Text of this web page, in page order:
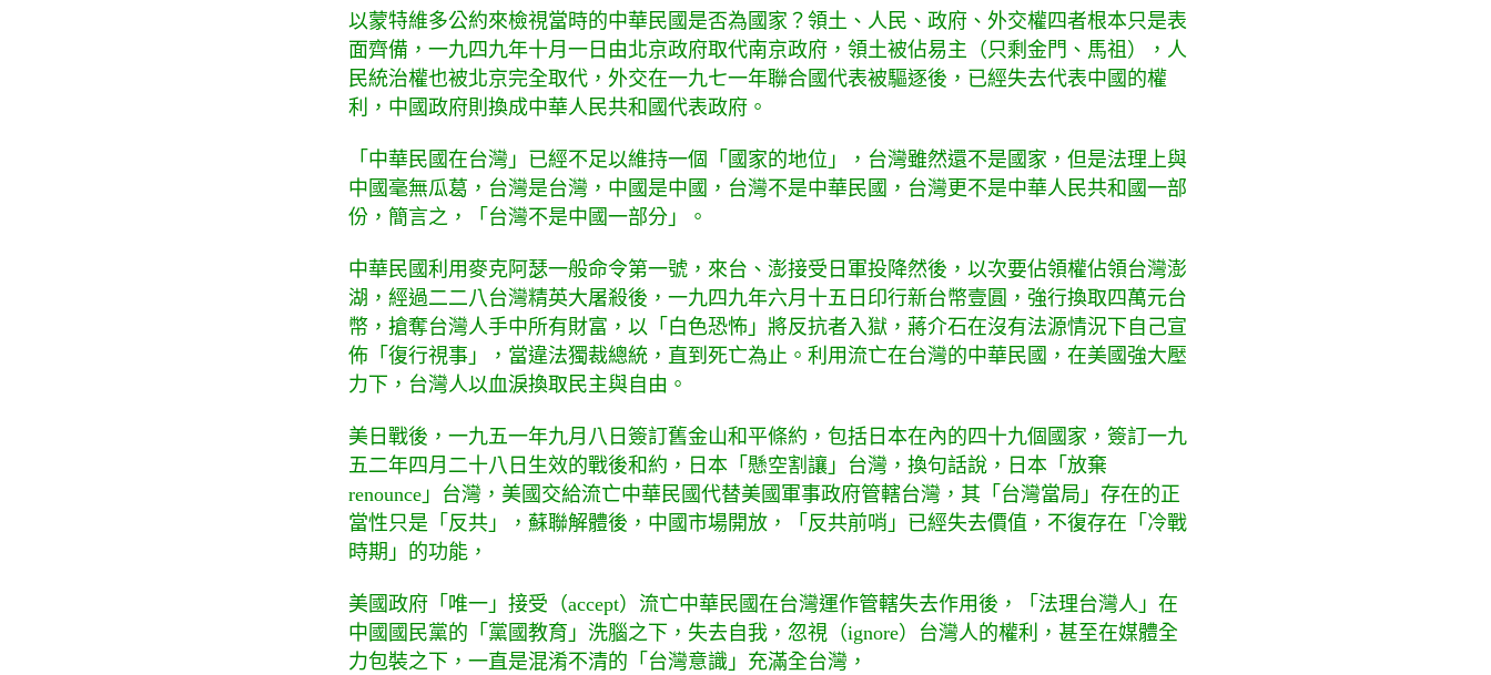
以蒙特維多公約來檢視當時的中華民國是否為國家？領土、人民、政府、外交權四者根本只是表
面齊備，一九四九年十月一日由北京政府取代南京政府，領土被佔易主（只剩金門、馬祖），人
民統治權也被北京完全取代，外交在一九七一年聯合國代表被驅逐後，已經失去代表中國的權
利，中國政府則換成中華人民共和國代表政府。
「中華民國在台灣」已經不足以維持一個「國家的地位」，台灣雖然還不是國家，但是法理上與
中國毫無瓜葛，台灣是台灣，中國是中國，台灣不是中華民國，台灣更不是中華人民共和國一部
份，簡言之，「台灣不是中國一部分」。
中華民國利用麥克阿瑟一般命令第一號，來台、澎接受日軍投降然後，以次要佔領權佔領台灣澎
湖，經過二二八台灣精英大屠殺後，一九四九年六月十五日印行新台幣壹圓，強行換取四萬元台
幣，搶奪台灣人手中所有財富，以「白色恐怖」將反抗者入獄，蔣介石在沒有法源情況下自己宣
佈「復行視事」，當違法獨裁總統，直到死亡為止。利用流亡在台灣的中華民國，在美國強大壓
力下，台灣人以血淚換取民主與自由。
美日戰後，一九五一年九月八日簽訂舊金山和平條約，包括日本在內的四十九個國家，簽訂一九
五二年四月二十八日生效的戰後和約，日本「懸空割讓」台灣，換句話說，日本「放棄
renounce」台灣，美國交給流亡中華民國代替美國軍事政府管轄台灣，其「台灣當局」存在的正
當性只是「反共」，蘇聯解體後，中國市場開放，「反共前哨」已經失去價值，不復存在「冷戰
時期」的功能，
美國政府「唯一」接受（accept）流亡中華民國在台灣運作管轄失去作用後，「法理台灣人」在
中國國民黨的「黨國教育」洗腦之下，失去自我，忽視（ignore）台灣人的權利，甚至在媒體全
力包裝之下，一直是混淆不清的「台灣意識」充滿全台灣，